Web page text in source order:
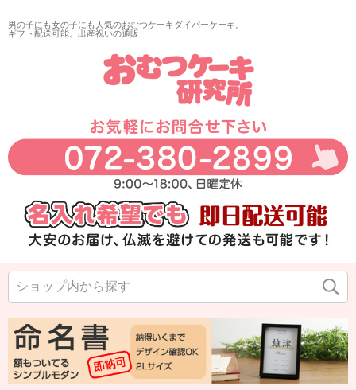
男の子にも女の子にも人気のおむつケーキダイパーケーキ。
ギフト配送可能。出産祝いの通販